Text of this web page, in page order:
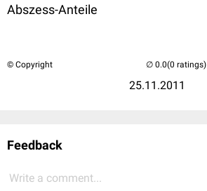
Abszess-Anteile
© Copyright
25.11.2011
(0 ratings)
Feedback
Write a comment...